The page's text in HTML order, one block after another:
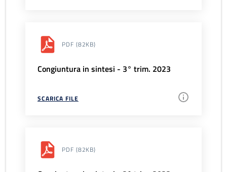
PDF (82KB)
Congiuntura in sintesi - 3° trim. 2023
SCARICA FILE
PDF (82KB)